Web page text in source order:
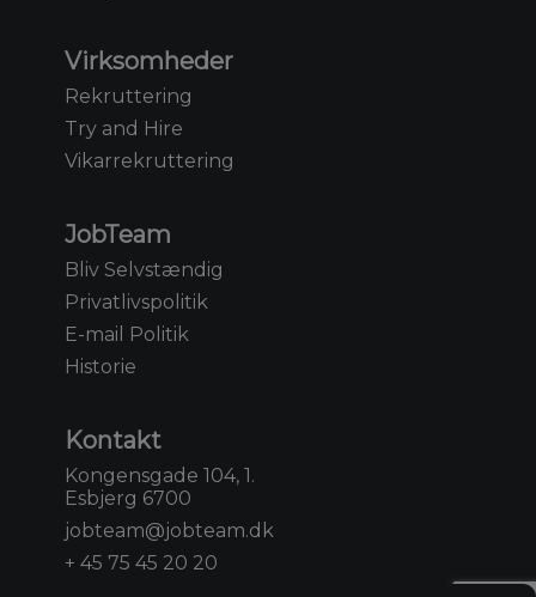
Virksomheder
Rekruttering
Try and Hire
Vikarrekruttering
JobTeam
Bliv Selvstændig
Privatlivspolitik
E-mail Politik
Historie
Kontakt
Kongensgade 104, 1.
Esbjerg 6700
jobteam@jobteam.dk
+ 45 75 45 20 20